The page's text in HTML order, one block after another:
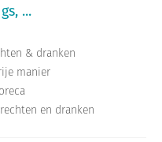
...
& dranken
manier
en dranken